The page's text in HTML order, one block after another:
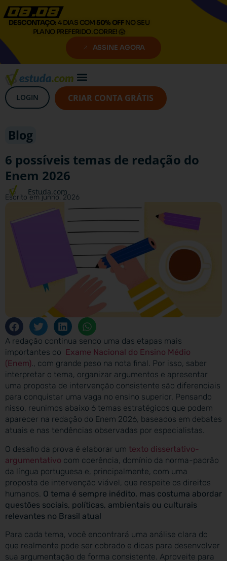
DESCONTAÇO: 4 DIAS COM 50% OFFNO SEU
PLANO PREFERIDO. CORRE! 😱
ASSINE AGORA
LOGIN CRIAR CONTA GRÁTIS
Blog
6 possíveis temas de redação do
Enem 2026
Estuda.com
Escrito emjunho, 2026
A redação continua sendo uma das etapas mais
importantes do Exame Nacional do Ensino Médio
(Enem)., com grande peso na nota final. Por isso, saber
interpretar o tema, organizar argumentos e apresentar
uma proposta de intervenção consistente são diferenciais
para conquistar uma vaga no ensino superior. Pensando
nisso, reunimos abaixo 6 temas estratégicos que podem
aparecer na redação do Enem 2026, baseados em debates
atuais e nas tendências observadas por especialistas.
O desafio da prova é elaborar um texto dissertativo-
argumentativo com coerência, domínio da norma-padrão
da língua portuguesa e, principalmente, com uma
proposta de intervenção viável, que respeite os direitos
humanos. O tema é sempre inédito, mas costuma abordar
questões sociais, políticas, ambientais ou culturais
relevantes no Brasil atual
Para cada tema, você encontrará uma análise clara do
que realmente pode ser cobrado e dicas para desenvolver
sua argumentação de forma consistente. Aproveite para